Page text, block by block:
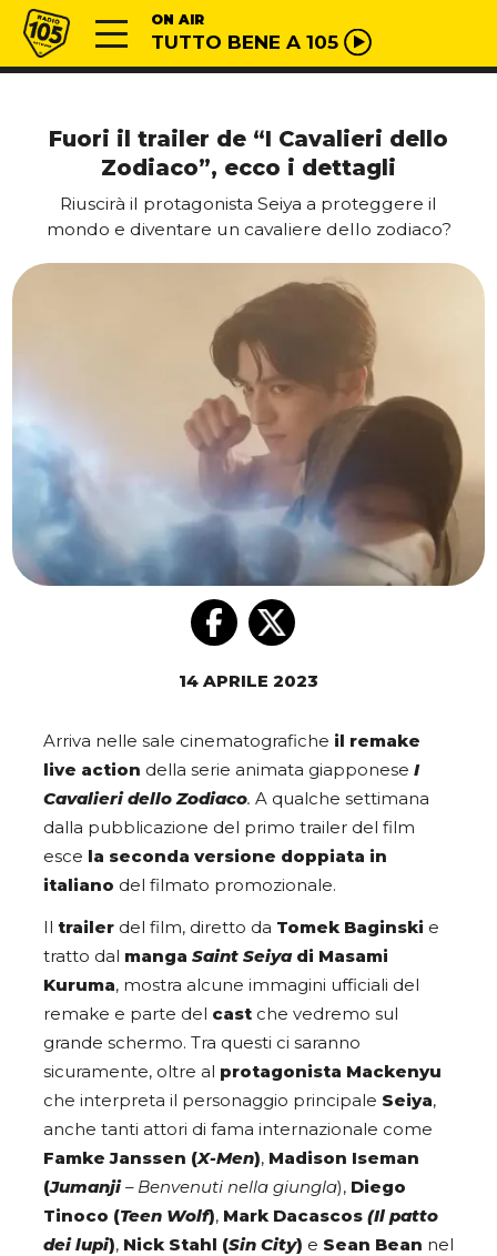
Vai al contenuto
Radio 105 ON AIR
TUTTO BENE A 105
Fuori il trailer de “I Cavalieri dello
Zodiaco”, ecco i dettagli
Riuscirà il protagonista Seiya a proteggere il
mondo e diventare un cavaliere dello zodiaco?
14 APRILE 2023
Arriva nelle sale cinematografiche il remake
live action della serie animata giapponese I
Cavalieri dello Zodiaco. A qualche settimana
dalla pubblicazione del primo trailer del film
esce
la seconda versione doppiata in
italiano del filmato promozionale.
Il trailer del film, diretto da Tomek Baginski e
tratto dal manga Saint Seiyadi Masami
Kuruma, mostra alcune immagini ufficiali del
remake e parte del cast che vedremo sul
grande schermo. Tra questi ci saranno
sicuramente, oltre al protagonista Mackenyu
che interpreta il personaggio principale Seiya,
anche tanti attori di fama internazionale come
Famke Janssen (X-Men), Madison Iseman
(Jumanji– Benvenuti nella giungla), Diego
Tinoco (Teen Wolf), Mark Dacascos (Il patto
dei lupi), Nick Stahl (Sin City) e Sean Bean nel